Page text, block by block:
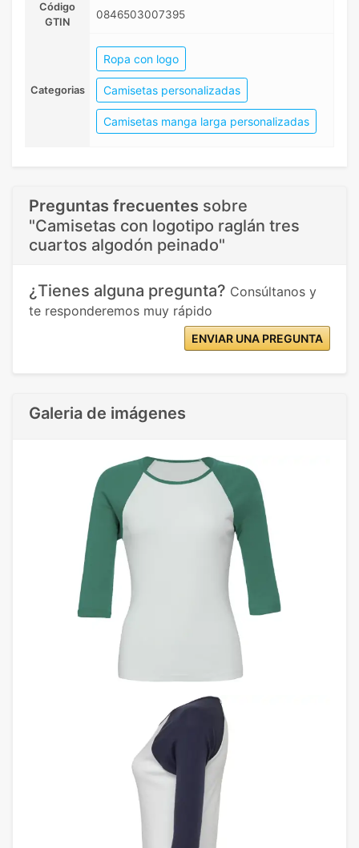
Código
GTIN
0846503007395
Categorias
Ropa con logo
Camisetas personalizadas
Camisetas manga larga personalizadas
Preguntas frecuentes sobre
"Camisetas con logotipo raglán tres
cuartos algodón peinado"
¿Tienes alguna pregunta? Consúltanos y
te responderemos muy rápido
ENVIAR UNA PREGUNTA
Galeria de imágenes